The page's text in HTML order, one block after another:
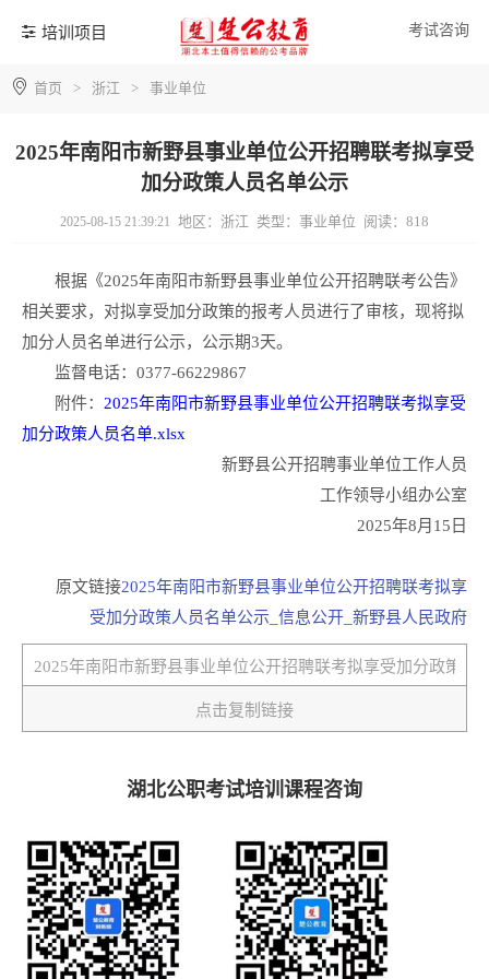
培训项目 考试咨询
首页 > 浙江 > 事业单位
2025年南阳市新野县事业单位公开招聘联考拟享受
加分政策人员名单公示
2025-08-15 21:39:21 地区：浙江 类型：事业单位 阅读：818
根据《2025年南阳市新野县事业单位公开招聘联考公告》
相关要求，对拟享受加分政策的报考人员进行了审核，现将拟
加分人员名单进行公示，公示期3天。
监督电话：0377-66229867
附件： 2025年南阳市新野县事业单位公开招聘联考拟享受
加分政策人员名单.xlsx
新野县公开招聘事业单位工作人员
工作领导小组办公室
2025年8月15日
原文链接2025年南阳市新野县事业单位公开招聘联考拟享
受加分政策人员名单公示_信息公开_新野县人民政府
点击复制链接
湖北公职考试培训课程咨询